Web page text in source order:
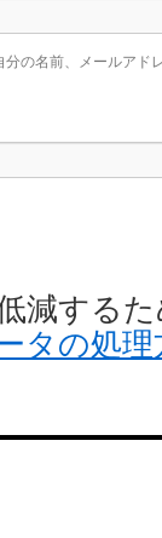
の名前、メールアド
減するた
タの処